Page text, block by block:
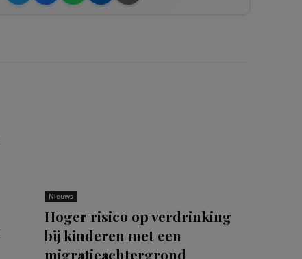
Nieuws
Hoger risico op verdrinking
bij kinderen met een
migratieachtergrond